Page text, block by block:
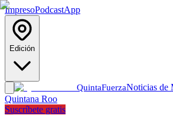
ImpresoPodcastApp
Edición
QuintaFuerzaNoticias de
Quintana Roo
Suscríbete gratis